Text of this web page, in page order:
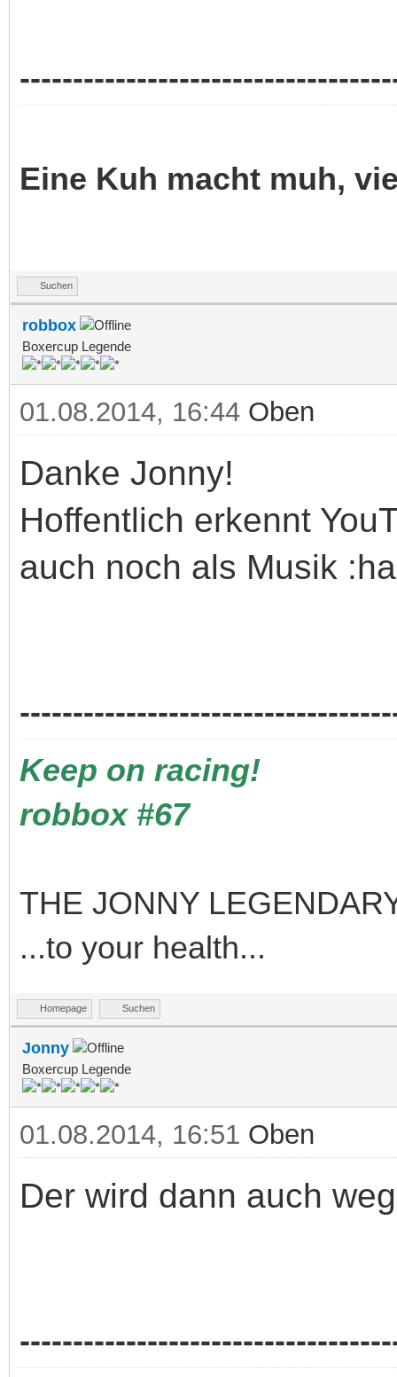
Eine Kuh macht muh,
Suchen
robbox
Boxercup Legende
01.08.2014, 16:44 Oben
Danke Jonny!
Hoffentlich erkennt
auch noch als Musik
Keep on racing!
robbox #67
THE JONNY
...to your health...
Homepage Suchen
Jonny
Boxercup Legende
01.08.2014, 16:51 Oben
Der wird dann auch